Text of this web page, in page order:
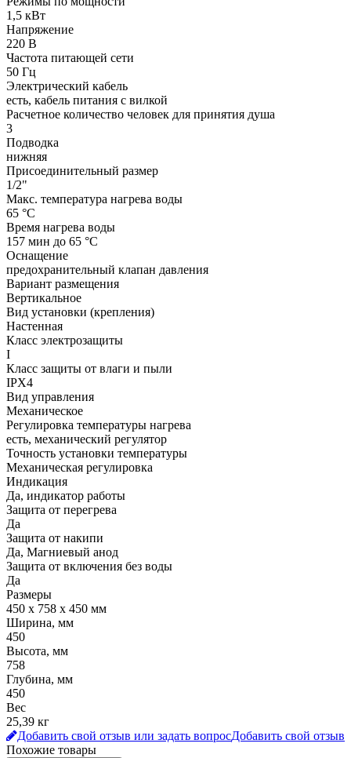
1,5 кВт
Напряжение
220 В
Частота питающей сети
50 Гц
Электрический кабель
есть, кабель питания с вилкой
Расчетное количество человек для принятия душа
3
Подводка
нижняя
Присоединительный размер
1/2"
Макс. температура нагрева воды
65 °С
Время нагрева воды
157 мин до 65 °С
Оснащение
предохранительный клапан давления
Вариант размещения
Вертикальное
Вид установки (крепления)
Настенная
Класс электрозащиты
I
Класс защиты от влаги и пыли
IPX4
Вид управления
Механическое
Регулировка температуры нагрева
есть, механический регулятор
Точность установки температуры
Механическая регулировка
Индикация
Да, индикатор работы
Защита от перегрева
Да
Защита от накипи
Да, Магниевый анод
Защита от включения без воды
Да
Размеры
450 x 758 x 450 мм
Ширина, мм
450
Высота, мм
758
Глубина, мм
450
Вес
25,39 кг
Добавить свой отзыв или задать вопросДобавить свой отзыв
Похожие товары